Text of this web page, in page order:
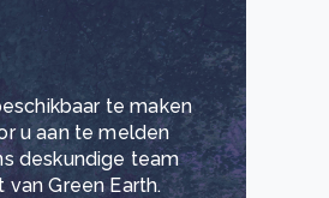
te maken
u aan te melden
deskundige team
Green Earth.